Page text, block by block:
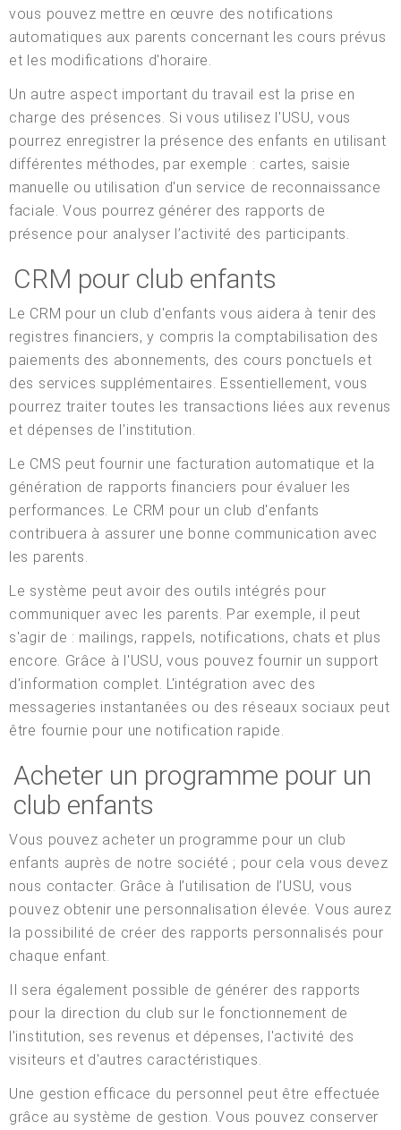
vous pouvez mettre en œuvre des notifications
automatiques aux parents concernant les cours prévus
et les modifications d'horaire.
Un autre aspect important du travail est la prise en
charge des présences. Si vous utilisez l'USU, vous
pourrez enregistrer la présence des enfants en utilisant
différentes méthodes, par exemple : cartes, saisie
manuelle ou utilisation d'un service de reconnaissance
faciale. Vous pourrez générer des rapports de
présence pour analyser l’activité des participants.
CRM pour club enfants
Le CRM pour un club d'enfants vous aidera à tenir des
registres financiers, y compris la comptabilisation des
paiements des abonnements, des cours ponctuels et
des services supplémentaires. Essentiellement, vous
pourrez traiter toutes les transactions liées aux revenus
et dépenses de l'institution.
Le CMS peut fournir une facturation automatique et la
génération de rapports financiers pour évaluer les
performances. Le CRM pour un club d'enfants
contribuera à assurer une bonne communication avec
les parents.
Le système peut avoir des outils intégrés pour
communiquer avec les parents. Par exemple, il peut
s'agir de : mailings, rappels, notifications, chats et plus
encore. Grâce à l'USU, vous pouvez fournir un support
d'information complet. L'intégration avec des
messageries instantanées ou des réseaux sociaux peut
être fournie pour une notification rapide.
Acheter un programme pour un
club enfants
Vous pouvez acheter un programme pour un club
enfants auprès de notre société ; pour cela vous devez
nous contacter. Grâce à l’utilisation de l’USU, vous
pouvez obtenir une personnalisation élevée. Vous aurez
la possibilité de créer des rapports personnalisés pour
chaque enfant.
Il sera également possible de générer des rapports
pour la direction du club sur le fonctionnement de
l'institution, ses revenus et dépenses, l'activité des
visiteurs et d'autres caractéristiques.
Une gestion efficace du personnel peut être effectuée
grâce au système de gestion. Vous pouvez conserver